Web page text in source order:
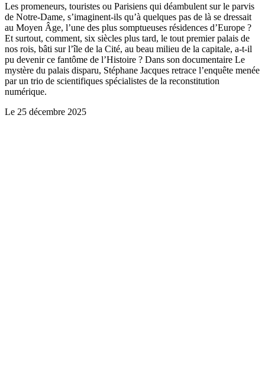
Les promeneurs, touristes ou Parisiens qui déambulent sur le parvis
de Notre-Dame, s’imaginent-ils qu’à quelques pas de là se dressait
au Moyen Âge, l’une des plus somptueuses résidences d’Europe ?
Et surtout, comment, six siècles plus tard, le tout premier palais de
nos rois, bâti sur l’île de la Cité, au beau milieu de la capitale, a-t-il
pu devenir ce fantôme de l’Histoire ? Dans son documentaire Le
mystère du palais disparu, Stéphane Jacques retrace l’enquête menée
par un trio de scientifiques spécialistes de la reconstitution
numérique.
Le 25 décembre 2025